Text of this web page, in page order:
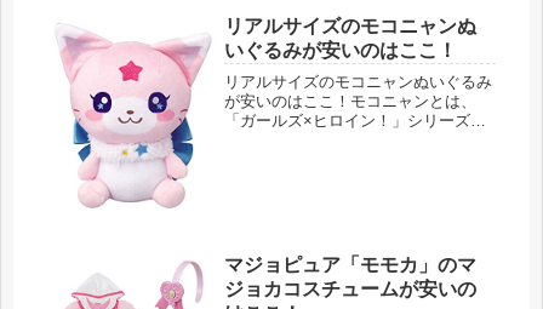
リアルサイズのモコニャンぬ
いぐるみが安いのはここ！
リアルサイズのモコニャンぬいぐるみ
が安いのはここ！モコニャンとは、
「ガールズ×ヒロイン！」シリーズの
マジョピュア「モモカ」のマ
ジョカコスチュームが安いの